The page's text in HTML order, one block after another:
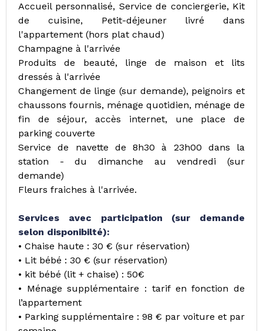
Accueil personnalisé, Service de conciergerie, Kit
de cuisine, Petit-déjeuner livré dans
l'appartement (hors plat chaud)
Champagne à l'arrivée
Produits de beauté, linge de maison et lits
dressés à l'arrivée
Changement de linge (sur demande), peignoirs et
chaussons fournis, ménage quotidien, ménage de
fin de séjour, accès internet, une place de
parking couverte
Service de navette de 8h30 à 23h00 dans la
station - du dimanche au vendredi (sur
demande)
Fleurs fraiches à l'arrivée.
Services avec participation (sur demande
selon disponibilté):
• Chaise haute : 30 € (sur réservation)
• Lit bébé : 30 € (sur réservation)
• kit bébé (lit + chaise) : 50€
• Ménage supplémentaire : tarif en fonction de
l’appartement
• Parking supplémentaire : 98 € par voiture et par